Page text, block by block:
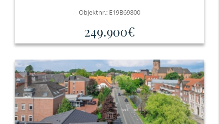
Objektnr.: E19B69800
249.900€